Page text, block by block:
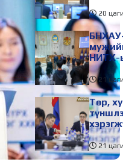
20
НИТХ-
21
Төр,
21